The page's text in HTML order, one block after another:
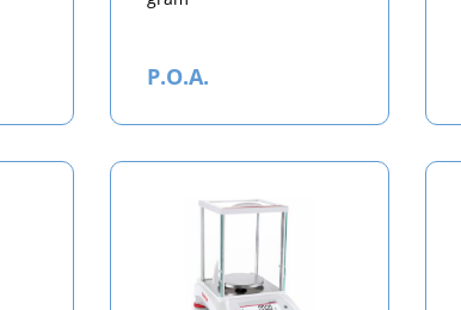
P.O.A.